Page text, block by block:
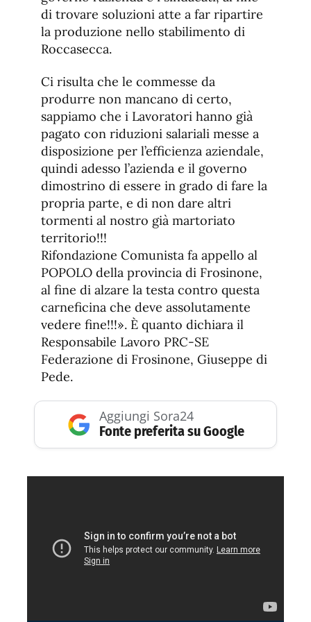
di trovare soluzioni atte a far ripartire
la produzione nello stabilimento di
Roccasecca.
Ci risulta che le commesse da
produrre non mancano di certo,
sappiamo che i Lavoratori hanno già
pagato con riduzioni salariali messe a
disposizione per l’efficienza aziendale,
quindi adesso l’azienda e il governo
dimostrino di essere in grado di fare la
propria parte, e di non dare altri
tormenti al nostro già martoriato
territorio!!!
Rifondazione Comunista fa appello al
POPOLO della provincia di Frosinone,
al fine di alzare la testa contro questa
carneficina che deve assolutamente
vedere fine!!!». È quanto dichiara il
Responsabile Lavoro PRC-SE
Federazione di Frosinone, Giuseppe di
Pede.
Aggiungi Sora24
Fonte preferita su Google